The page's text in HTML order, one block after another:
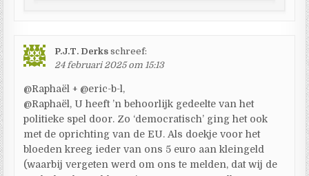
P.J.T. Derks schreef:
24 februari 2025 om 15:13
@Raphaël + @eric-b-l,
@Raphaël, U heeft ’n behoorlijk gedeelte van het
politieke spel door. Zo ‘democratisch’ ging het ook
met de oprichting van de EU. Als doekje voor het
bloeden kreeg ieder van ons 5 euro aan kleingeld
(waarbij vergeten werd om ons te melden, dat wij de